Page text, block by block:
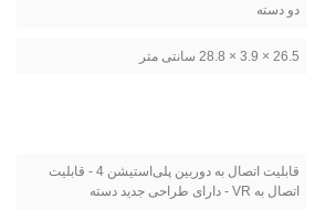
دو دسته
26.5 × 3.9 × 28.8 سانتی متر
قابلیت اتصال به دوربین پلی‌استیشن 4 - قابلیت
اتصال به VR - دارای طراحی جدید دسته